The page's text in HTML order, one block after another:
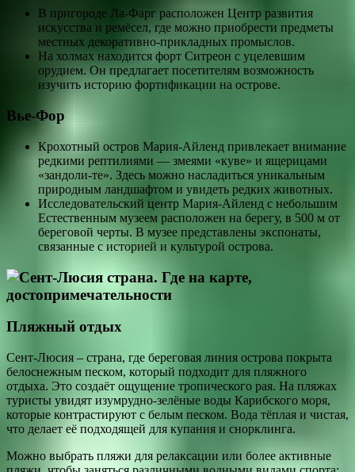
В пригороде Ла-Фарг расположен Центр развития
искусства и ремёсел, где можно приобрести предметы
местных декоративно-прикладных промыслов.
На холмах находится форт Ситреон с уцелевшим
орудием. Он предлагает посетителям возможность
изучить историю фортификации на острове.
Вье-Фор
Крохотный остров Мария-Айленд привлекает внимание
редкими рептилиями — змеями «куве» и ящерицами
«зандоли-те». Здесь можно насладиться уникальным
природным ландшафтом и увидеть редких животных.
Исследовательский центр Мария-Айленд с небольшим
Естественным музеем расположен на берегу, в 500 м от
береговой черты. В музее представлены экспонаты,
связанные с историей и культурой острова.
Пляжный отдых
Сент-Люсия – страна, где береговая линия острова покрыта
белоснежным песком, который подходит для пляжного
отдыха. Это создаёт ощущение тропического рая. На пляжах
туристы увидят изумрудно-зелёные воды Карибского моря,
которые контрастируют с белым песком. Вода тёплая и чистая,
что делает её подходящей для купания и снорклинга.
Можно выбрать пляжи для релаксации или более активные